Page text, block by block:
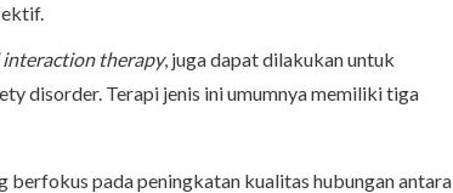
therapy, juga dapat dilakukan untuk
disorder. Terapi jenis ini umumnya memiliki tiga
berfokus pada peningkatan kualitas hubungan antara